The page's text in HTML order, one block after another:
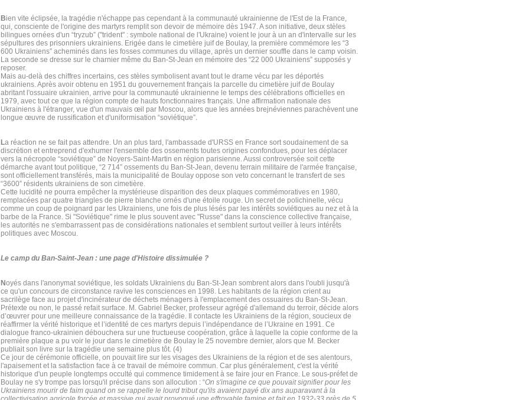
Bien vite éclipsée, la tragédie n'échappe pas cependant à la communauté ukrainienne de l'Est de la France,
qui, consciente de l'origine des martyrs remplit son devoir de mémoire dès 1947. A son initiative, deux stèles
bilingues ornées d'un “tryzub” ("trident" : symbole national de l'Ukraine) voient le jour à un an d'intervalle sur les
sépultures des prisonniers ukrainiens. Erigée dans le cimetière juif de Boulay, la première commémore les “3
600 Ukrainiens” acheminés dans les fosses communes du village, après un dernier souffle dans le camp voisin.
La seconde se dresse sur le charnier même du Ban-St-Jean en mémoire des “22 000 Ukrainiens” supposés y
reposer.
Mais au-delà des chiffres incertains, ces stèles symbolisent avant tout le drame vécu par les déportés
ukrainiens. Après avoir obtenu en 1951 du gouvernement français la parcelle du cimetière juif de Boulay
abritant l'ossuaire ukrainien, arrive pour la communauté ukrainienne le temps des célébrations officielles en
1979, avec tout ce que la région compte de hauts fonctionnaires français. Une affirmation nationale des
Ukrainiens à l'étranger, vue d'un mauvais œil par Moscou, alors que les années brejnéviennes parachèvent une
longue œuvre de russification et d'uniformisation “soviétique”.
La réaction ne se fait pas attendre. Un an plus tard, l'ambassade d'URSS en France sort soudainement de sa
discrétion et entreprend d'exhumer l'ensemble des ossements toutes origines confondues, pour les déplacer
vers la nécropole “soviétique” de Noyers-Saint-Martin en région parisienne. Aussi controversée soit cette
démarche avant tout politique, “2 714” ossements du Ban-St-Jean, devenu terrain militaire de l'armée française,
sont officiellement transférés, mais la municipalité de Boulay oppose son veto concernant le transfert de ses
“3600” résidents ukrainiens de son cimetière.
Cette lucidité ne pourra empêcher la mystérieuse disparition des deux plaques commémoratives en 1980,
remplacées par quatre triangles de pierre blanche ornés d'une étoile rouge. Un secret de polichinelle, vécu
comme un coup de poignard par les Ukrainiens, une fois de plus lésés par les intérêts soviétiques au nez et à la
barbe de la France. Si "Soviétique" rime le plus souvent avec "Russe" dans la conscience collective française,
les autorités ne s'embarrassent pas de considérations nationales et semblent surtout veiller à leurs intérêts
politiques avec Moscou.
Le camp du Ban-Saint-Jean : une page d'Histoire dissimulée ?
Noyés dans l'anonymat soviétique, les soldats Ukrainiens du Ban-St-Jean sombrent alors dans l'oubli jusqu'à
ce qu'un concours de circonstance ravive les consciences en 1998. Les habitants de la région crient au
sacrilège face au projet d'incinérateur de déchets ménagers à l'emplacement des ossuaires du Ban-St-Jean.
Prétexte ou non, le passé refait surface. M. Gabriel Becker, professeur agrégé d'allemand du terroir, décide alors
d’œuvrer pour une meilleure connaissance de la tragédie. Il contacte les Ukrainiens de la région, soucieux de
réaffirmer la vérité historique et l’identité de ces martyrs depuis l’indépendance de l’Ukraine en 1991. Ce
dialogue franco-ukrainien débouchera sur une fructueuse coopération, grâce à laquelle la copie conforme de la
première plaque a pu voir le jour dans le cimetière de Boulay le 25 novembre dernier, alors que M. Becker
publiait son livre sur la tragédie une semaine plus tôt. (4)
Ce jour de cérémonie officielle, on pouvait lire sur les visages des Ukrainiens de la région et de ses alentours,
l'apaisement et la satisfaction face à ce travail de mémoire commun. Car plus généralement, c'est la vérité
historique d'un peuple longtemps occulté qui commence timidement à se faire jour en France. Le sous-préfet de
Boulay ne s'y trompe pas lorsqu'il précise dans son allocution : “On s'imagine ce que pouvait signifier pour les
Ukrainiens mourir de faim quand on se rappelle le lourd tribut qu'ils avaient payé dix ans auparavant à la